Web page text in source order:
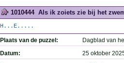
1010444 Als ik zoiets zie bij het
H...E.....
Plaats van de puzzel:
Dagblad van
Datum:
25 oktober